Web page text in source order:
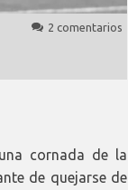
2 comentarios
cornada de la
de quejarse de